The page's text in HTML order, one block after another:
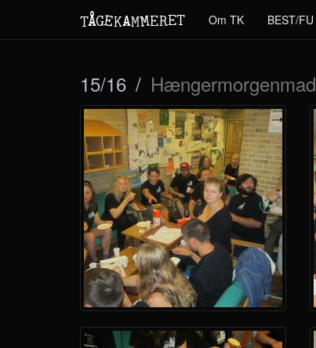
TÅGEKAMMERET Om TK BEST/FU
15/16 Hængermorgenmad